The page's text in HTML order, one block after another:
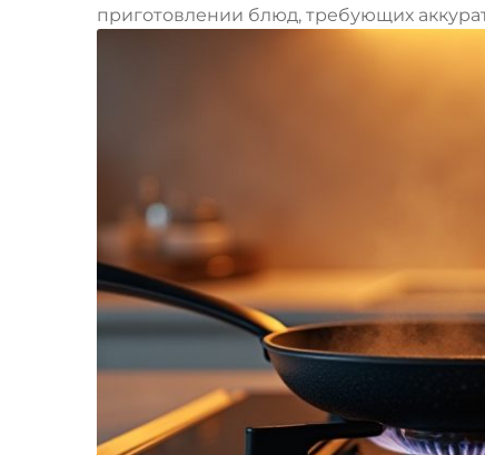
приготовлении блюд, требующих